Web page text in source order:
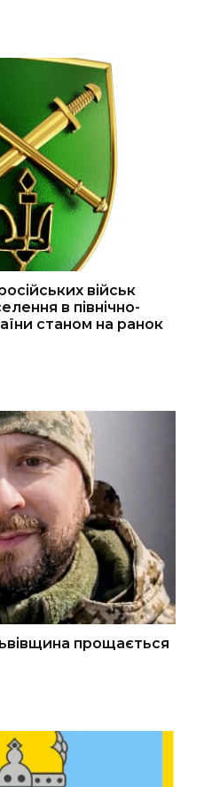
військ
в північно-
станом на ранок
прощається